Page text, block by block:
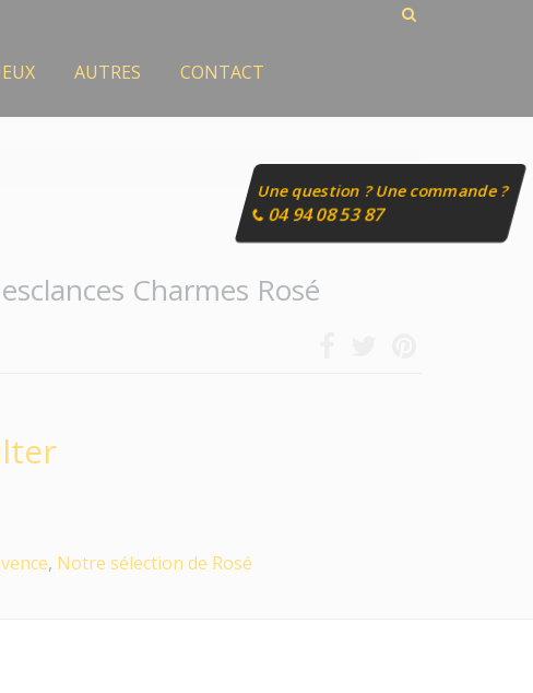
AUTRES CONTACT
Charmes Rosé
, Notre sélection de Rosé
Une question ? Une commande ?
04 94 08 53 87